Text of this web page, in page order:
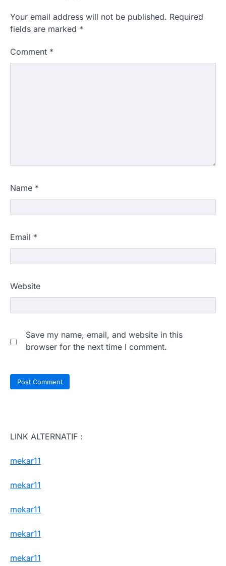
Your email address will not be published. Required
fields are marked *
Comment *
Name *
Email *
Website
Save my name, email, and website in this
browser for the next time I comment.
LINK ALTERNATIF :
mekar11
mekar11
mekar11
mekar11
mekar11